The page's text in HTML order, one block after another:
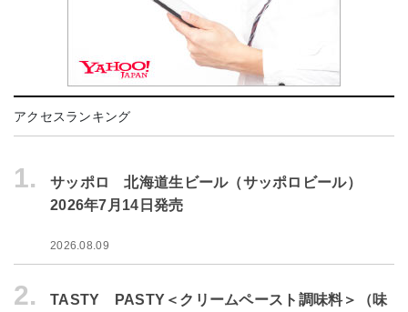
アクセスランキング
1.
サッポロ 北海道生ビール（サッポロビール）
2026年7月14日発売
2026.08.09
2.
TASTY PASTY＜クリームペースト調味料＞（味